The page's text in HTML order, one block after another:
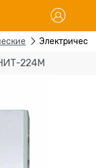
224М